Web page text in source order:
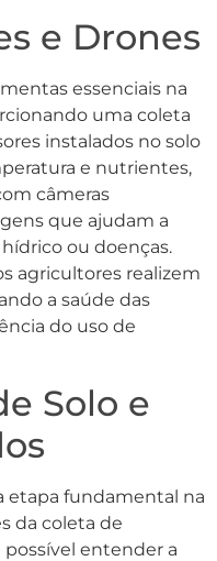
e Drones
essenciais na
uma coleta
instalados no solo
e nutrientes,
câmeras
que ajudam a
ou doenças.
agricultores realizem
a saúde das
do uso de
Solo e
etapa fundamental na
da coleta de
possível entender a